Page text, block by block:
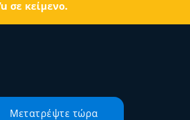
σε κείμενο.
Μετατρέψτε τώρα